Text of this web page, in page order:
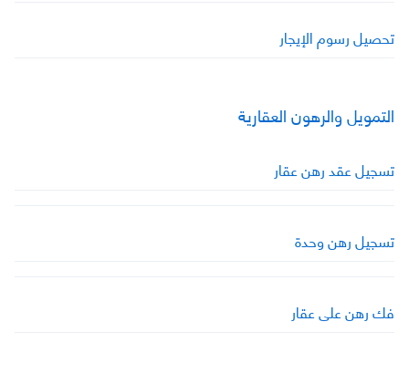
تحصيل رسوم الإيجار
التمويل والرهون العقارية
تسجيل عقد رهن عقار
تسجيل رهن وحدة
فك رهن على عقار